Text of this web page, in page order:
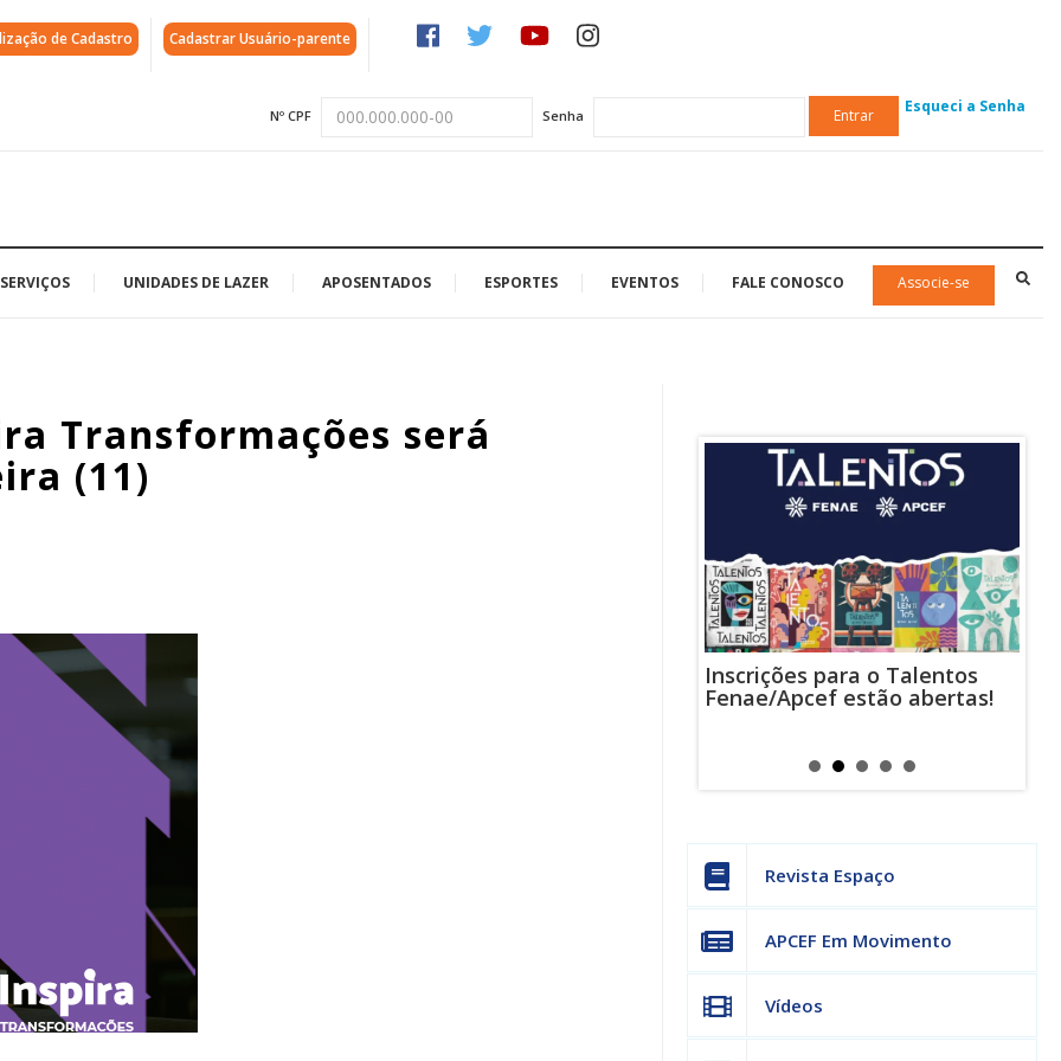
de Cadastro Cadastrar Usuário-parente
Nº CPF Senha Entrar Esqueci a Senha
SERVIÇOS UNIDADES DE LAZER APOSENTADOS ESPORTES EVENTOS FALE CONOSCO Associe-se
Transformações será
(11)
Aproveite a parceria da Apcef
com o Sesi e invista em saúde
e momentos de lazer!
Inscrições para o Talentos
Fenae/Apcef estão abertas!
Revista Espaço
APCEF Em Movimento
Vídeos